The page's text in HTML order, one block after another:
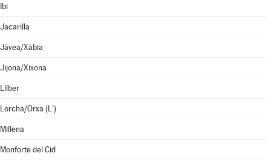
Ibi
Jacarilla
Jávea/Xàbia
Jijona/Xixona
Llíber
Lorcha/Orxa (L')
Millena
Monforte del Cid